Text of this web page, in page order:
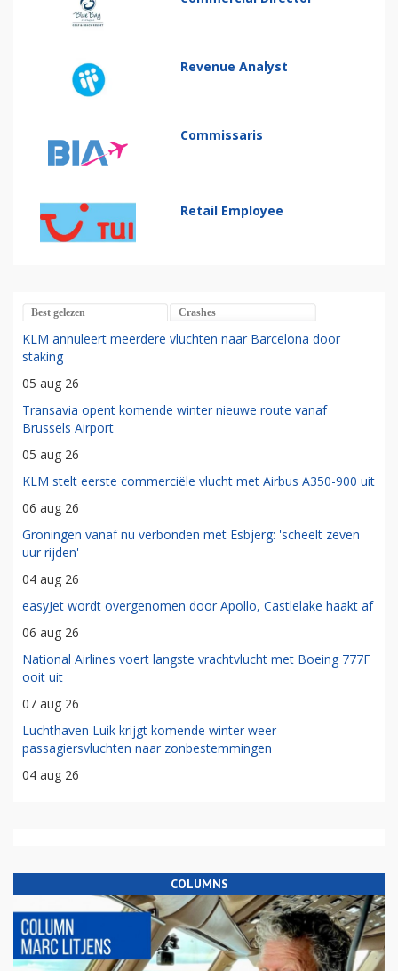
Revenue Analyst
Commissaris
Retail Employee
Best gelezen Crashes
KLM annuleert meerdere vluchten naar Barcelona door
staking
05 aug 26
Transavia opent komende winter nieuwe route vanaf
Brussels Airport
05 aug 26
KLM stelt eerste commerciële vlucht met Airbus A350-900 uit
06 aug 26
Groningen vanaf nu verbonden met Esbjerg: 'scheelt zeven
uur rijden'
04 aug 26
easyJet wordt overgenomen door Apollo, Castlelake haakt af
06 aug 26
National Airlines voert langste vrachtvlucht met Boeing 777F
ooit uit
07 aug 26
Luchthaven Luik krijgt komende winter weer
passagiersvluchten naar zonbestemmingen
04 aug 26
COLUMNS